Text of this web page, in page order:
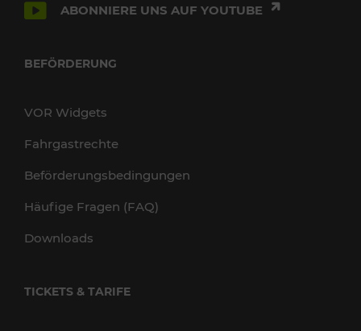
ABONNIERE UNS AUF YOUTUBE
BEFÖRDERUNG
VOR Widgets
Fahrgastrechte
Beförderungsbedingungen
Häufige Fragen (FAQ)
Downloads
TICKETS & TARIFE